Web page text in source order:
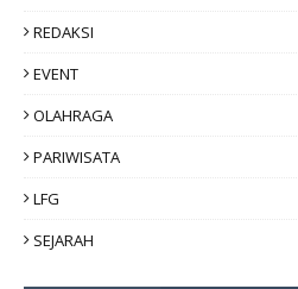
REDAKSI
EVENT
OLAHRAGA
PARIWISATA
LFG
SEJARAH